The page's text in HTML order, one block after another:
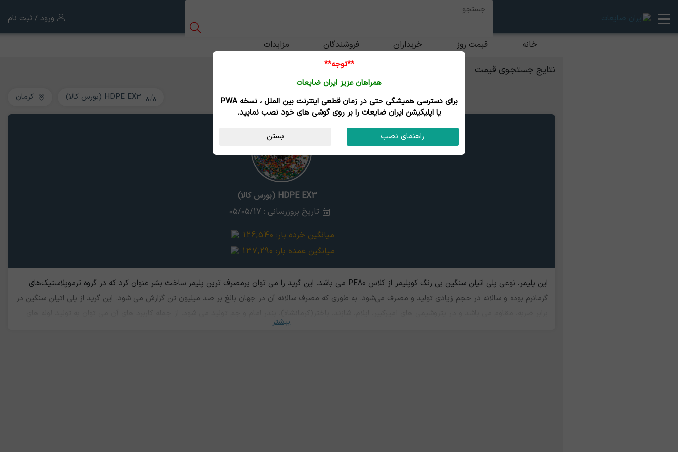
ورود / ثبت نام
خانه قیمت روز خریداران فروشندگان مزایدات
نتایج جستجوی قیمت
HDPE EX3 (بورس کالا) کرمان
HDPE EX3 (بورس کالا)
تاریخ بروزرسانی : 05/05/17
میانگین خرده بار: 126,540
میانگین عمده بار: 137,290
این پلیمر، نوعی پلی اتیلن سنگین بی رنگ کوپلیمر از کلاس PE80 می باشد. این گرید را می توان پرمصرف‌ ترین پلیمر ساخت بشر عنوان کرد که در گروه ترموپلاستیک‌های
گرمانرم بوده و سالانه در حجم زیادی تولید و مصرف می‌شود. به طوری که مصرف سالانه آن در جهان بالغ بر صد میلیون تن گزارش می شود. این گرید از پلی اتیلن سنگین در
آبرسانی و گازرسانی و اتصالات، اسباب بازی ها، بطری ها و ظروف بزرگ، محفظه مواد شیمیایی، ظروف مواد شوینده و دارویی، بسته‌بندی و قطعات پلاستیکی اشاره کرد.
بیشتر
**توجه**
همراهان عزیز ایران ضایعات
برای دسترسی همیشگی حتی در زمان قطعی اینترنت بین الملل ، نسخه PWA
یا اپلیکیشن ایران ضایعات را بر روی گوشی های خود نصب نمایید.
راهنمای نصب بستن